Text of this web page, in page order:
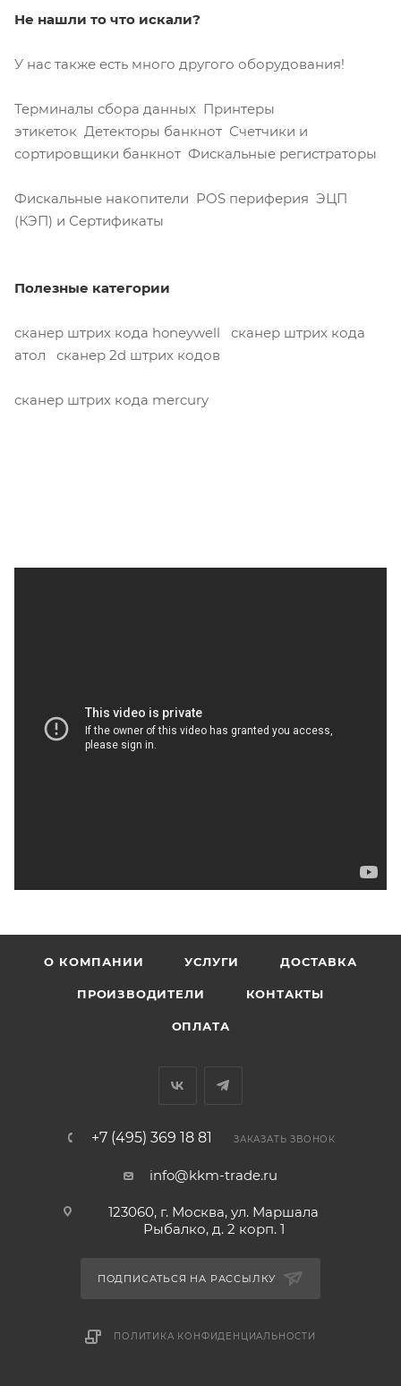
Не нашли то что искали?
У нас также есть много другого оборудования!
Терминалы сбора данных Принтеры
этикеток Детекторы банкнот Счетчики и
сортировщики банкнот Фискальные регистраторы
Фискальные накопители POS периферия ЭЦП
(КЭП) и Сертификаты
Полезные категории
сканер штрих кода honeywell сканер штрих кода
атол сканер 2d штрих кодов
сканер штрих кода mercury
О КОМПАНИИ УСЛУГИ ДОСТАВКА
ПРОИЗВОДИТЕЛИ КОНТАКТЫ
ОПЛАТА
+7 (495) 369 18 81 ЗАКАЗАТЬ ЗВОНОК
info@kkm-trade.ru
123060, г. Москва, ул. Маршала
Рыбалко, д. 2 корп. 1
ПОДПИСАТЬСЯ НА РАССЫЛКУ
ПОЛИТИКА КОНФИДЕНЦИАЛЬНОСТИ